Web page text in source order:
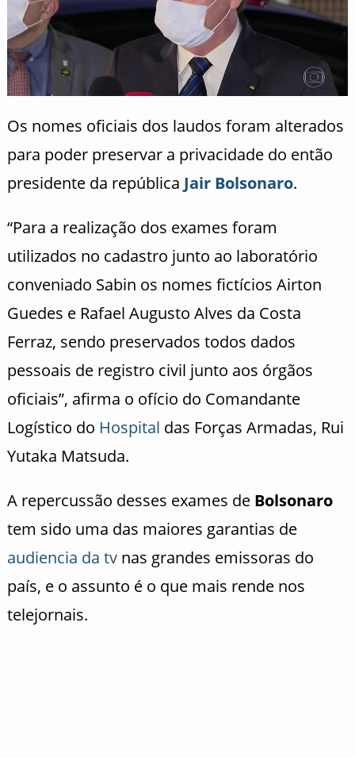
Os nomes oficiais dos laudos foram alterados
para poder preservar a privacidade do então
presidente da república Jair Bolsonaro.
“Para a realização dos exames foram
utilizados no cadastro junto ao laboratório
conveniado Sabin os nomes fictícios Airton
Guedes e Rafael Augusto Alves da Costa
Ferraz, sendo preservados todos dados
pessoais de registro civil junto aos órgãos
oficiais”, afirma o ofício do Comandante
Logístico do Hospital das Forças Armadas, Rui
Yutaka Matsuda.
A repercussão desses exames de Bolsonaro
tem sido uma das maiores garantias de
audiencia da tvnas grandes emissoras do
país, e o assunto é o que mais rende nos
telejornais.